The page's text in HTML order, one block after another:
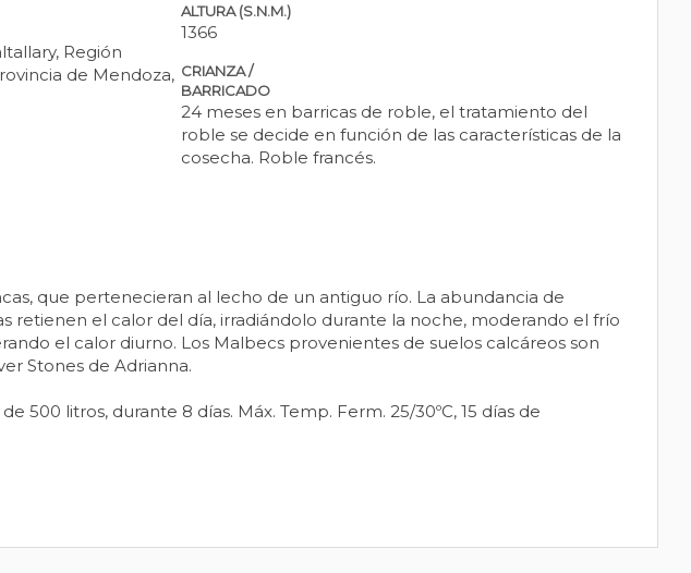
Región
de Mendoza,
ALTURA (S.N.M.)
1366
CRIANZA /
BARRICADO
24 meses en barricas de roble, el tratamiento del
roble se decide en función de las características de la
cosecha. Roble francés.
que pertenecieran al lecho de un antiguo río. La abundancia de
retienen el calor del día, irradiándolo durante la noche, moderando el frío
el calor diurno. Los Malbecs provenientes de suelos calcáreos son
Stones de Adrianna.
litros, durante 8 días. Máx. Temp. Ferm. 25/30ºC, 15 días de